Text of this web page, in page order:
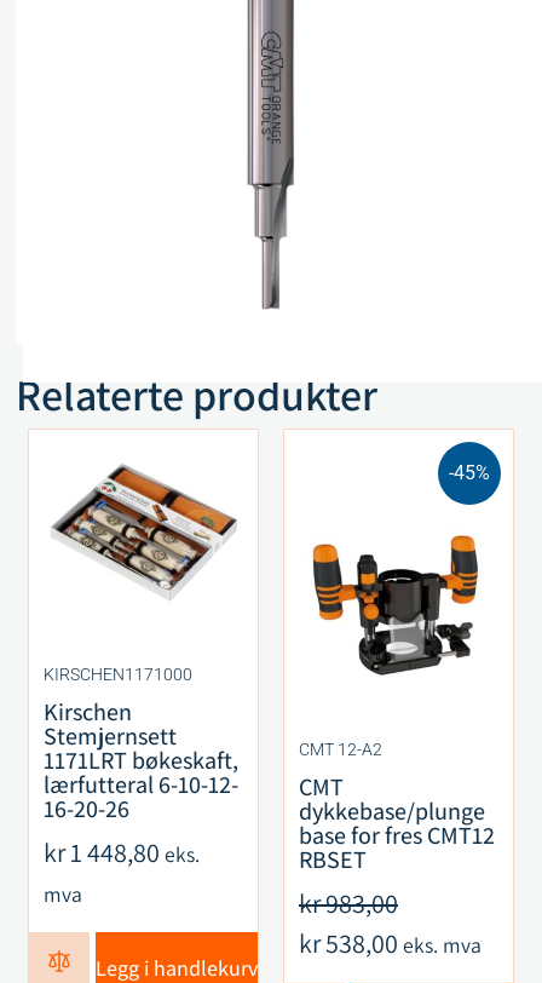
Legg i handlekurv
Sammenlign
Legg i ønskeliste
Relaterte produkter
KIRSCHEN1171000
Kirschen
Stemjernsett
1171LRT bøkeskaft,
lærfutteral 6-10-12-
16-20-26
kr1 448,80 eks.
mva
Legg i handlekurv
-45%
CMT 12-A2
CMT
dykkebase/plunge
base for fres CMT12
RBSET
kr983,00
kr538,00 eks. mva